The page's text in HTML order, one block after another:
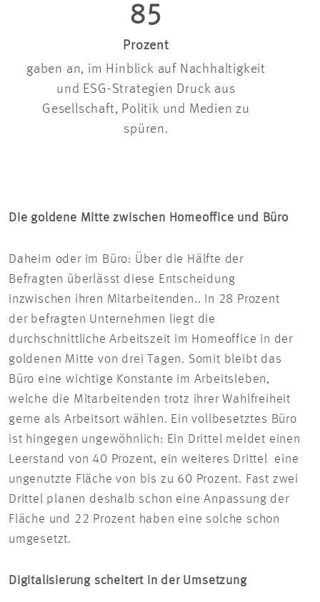
85
Prozent
gaben an, im Hinblick auf Nachhaltigkeit
und ESG-Strategien Druck aus
Gesellschaft, Politik und Medien zu
spüren.
Die goldene Mitte zwischen Homeoffice und Büro
Daheim oder im Büro: Über die Hälfte der
Befragten überlässt diese Entscheidung
inzwischen ihren Mitarbeitenden.. In 28 Prozent
der befragten Unternehmen liegt die
durchschnittliche Arbeitszeit im Homeoffice in der
goldenen Mitte von drei Tagen. Somit bleibt das
Büro eine wichtige Konstante im Arbeitsleben,
welche die Mitarbeitenden trotz ihrer Wahlfreiheit
gerne als Arbeitsort wählen. Ein vollbesetztes Büro
ist hingegen ungewöhnlich: Ein Drittel meldet einen
Leerstand von 40 Prozent, ein weiteres Drittel eine
ungenutzte Fläche von bis zu 60 Prozent. Fast zwei
Drittel planen deshalb schon eine Anpassung der
Fläche und 22 Prozent haben eine solche schon
umgesetzt.
Digitalisierung scheitert in der Umsetzung